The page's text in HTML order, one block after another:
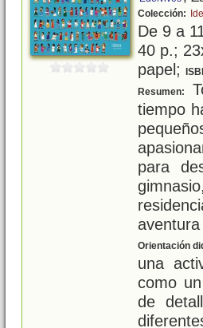
Colección:
De 9 a
40 p.;
papel;
Resumen:
tiempo
para
Orientación
una
como
de